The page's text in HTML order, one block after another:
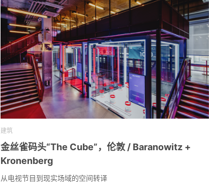
建筑
金丝雀码头“The Cube”，伦敦 / Baranowitz +
Kronenberg
从电视节目到现实场域的空间转译